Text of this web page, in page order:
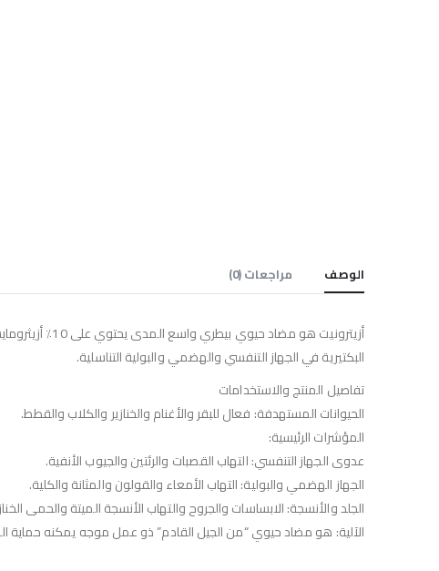
الوصف مراجعات (0)
أزيترونيت
البكتيرية في الجهاز التنفسي والهضمي والبولية التناسلية.
تفاصيل المنتج والاستخدامات
الحيوانات المستهدفة: فعال للبقر والأغنام والخنازير والكلاب والقطط.
المؤشرات الرئيسية:
عدوى الجهاز التنفسي: التهاب القصبات والرئتين والجيوب الأنفية.
الجهاز الهضمي والبولية: التهاب الأمعاء والقولون والمثانة والكلية.
الجلد والأنسجة: الابساسات والجروح والتهاب الأنسجة الميتة والحمى
الآلية: هو مضاد حيوي “من الجيل القادم” ذو عمل موجه يمكنه حماية الحيوان لمدة تصل إلى